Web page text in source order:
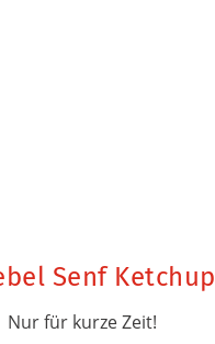
Senf Ketchup
Nur für kurze Zeit!